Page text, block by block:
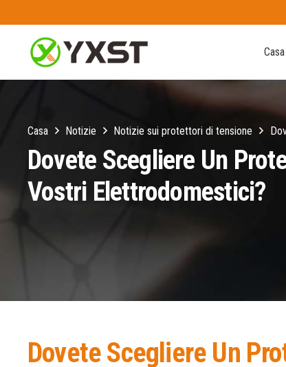
Casa
Casa Notizie Notizie sui protettori di tensione
Dovete Scegliere Un
Vostri Elettrodomestici?
Dovete Scegliere Un